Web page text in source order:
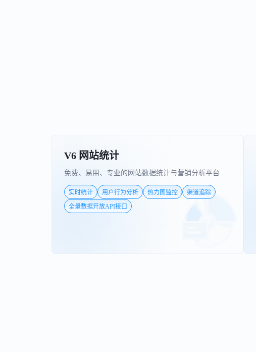
V6 网站统计
免费、易用、专业的网站数据统计与营销分析平台
实时统计 用户行为分析 热力图监控
渠道追踪
全量数据开放API接口